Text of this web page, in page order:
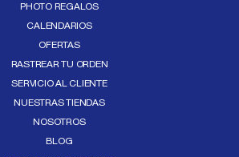
PHOTO REGALOS
CALENDARIOS
OFERTAS
RASTREAR TU ORDEN
SERVICIO AL CLIENTE
NUESTRAS TIENDAS
NOSOTROS
BLOG